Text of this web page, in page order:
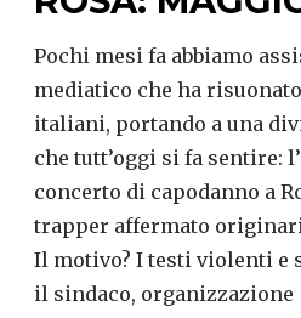
Pochi mesi fa abbiamo
mediatico che ha
italiani, portando a una
che tutt’oggi si fa sentire:
concerto di capodanno a
trapper affermato
Il motivo? I testi violenti e
il sindaco, organizzazione